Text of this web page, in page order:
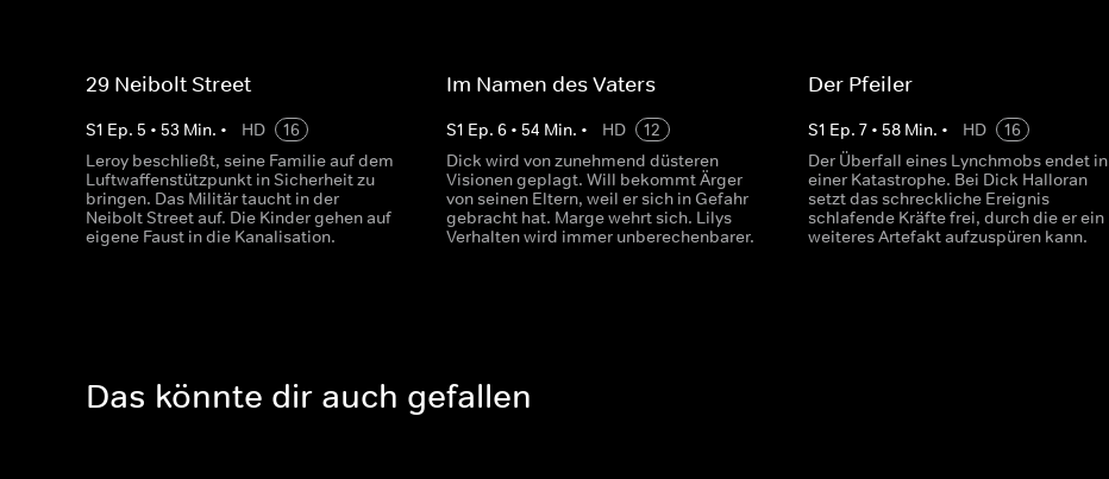
29 Neibolt Street
S1 Ep. 5 • 53 Min. • HD
16
Leroy beschließt, seine Familie auf dem
Luftwaffenstützpunkt in Sicherheit zu
bringen. Das Militär taucht in der
Neibolt Street auf. Die Kinder gehen auf
eigene Faust in die Kanalisation.
Im Namen des Vaters
S1 Ep.6 • 54 Min. • HD
12
Dick wird von zunehmend düsteren
Visionen geplagt. Will bekommt Ärger
von seinen Eltern, weil er sich in Gefahr
gebracht hat. Marge wehrt sich. Lilys
Verhalten wird immer unberechenbarer.
Der Pfeiler
S1 Ep. 7• 58Min. • HD
16
Der Überfall eines Lynchmobs endet in
einer Katastrophe. Bei Dick Halloran
setzt das schreckliche Ereignis
schlafende Kräfte frei, durch die er ein
weiteres Artefakt aufzuspüren kann.
Das könnte dir auch gefallen